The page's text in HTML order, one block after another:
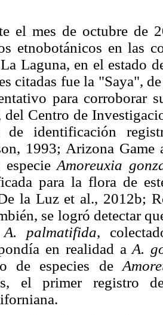
el mes de octubre de
etnobotánicos en las
Laguna, en el estado
citadas fue la "Saya",
para corroborar
del Centro de
de identificación
1993; Arizona Game
especieAmoreuxia
para la flora de
la Luz et al., 2012b;
se logró detectar
A. palmatifida,
en realidad aA.
de especies de
el primer registro